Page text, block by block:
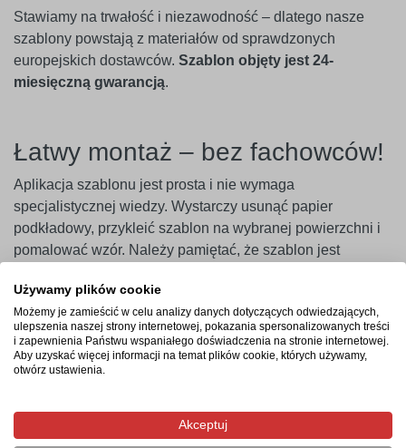
Stawiamy na trwałość i niezawodność – dlatego nasze
szablony powstają z materiałów od sprawdzonych
europejskich dostawców. Szablon objęty jest 24-
miesięczną gwarancją.
Łatwy montaż – bez fachowców!
Aplikacja szablonu jest prosta i nie wymaga
specjalistycznej wiedzy. Wystarczy usunąć papier
podkładowy, przykleić szablon na wybranej powierzchni i
pomalować wzór. Należy pamiętać, że szablon jest
uzyskać najlepszy efekt, zaleca się użycie szablonu w
ciągu 14 dni od zakupu.
Ważne! Szablony najlepiej przylegają do gładkich i
niepylących powierzchni. W przypadku ścian pokrytych
plamoodpornymi) zalecamy wcześniejsze
przeprowadzenie próby przyczepności. Producent nie
Używamy plików cookie
Możemy je zamieścić w celu analizy danych dotyczących odwiedzających,
ulepszenia naszej strony internetowej, pokazania spersonalizowanych treści
i zapewnienia Państwu wspaniałego doświadczenia na stronie internetowej.
Aby uzyskać więcej informacji na temat plików cookie, których używamy,
otwórz ustawienia.
Akceptuj